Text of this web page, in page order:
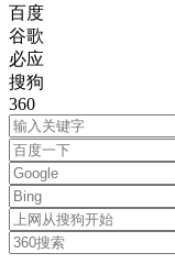
百度
谷歌
必应
搜狗
360